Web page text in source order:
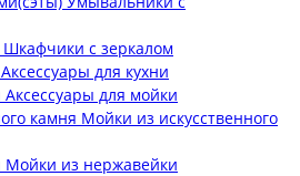
Шкафчики с зеркалом
Аксессуары для кухни
Аксессуары для мойки
Мойки из искусственного
Мойки из нержавейки